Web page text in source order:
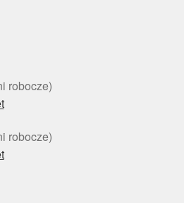
robocze)
robocze)